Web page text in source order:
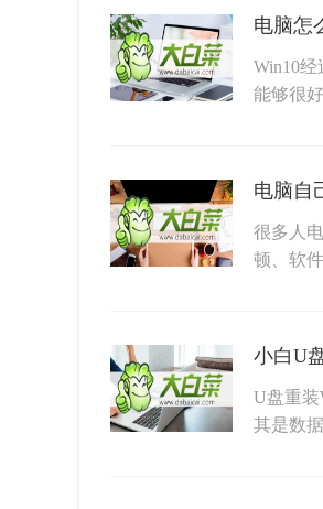
电脑怎
Win10
能够很
电脑自
很多人
顿、软
小白U
U盘重
其是数